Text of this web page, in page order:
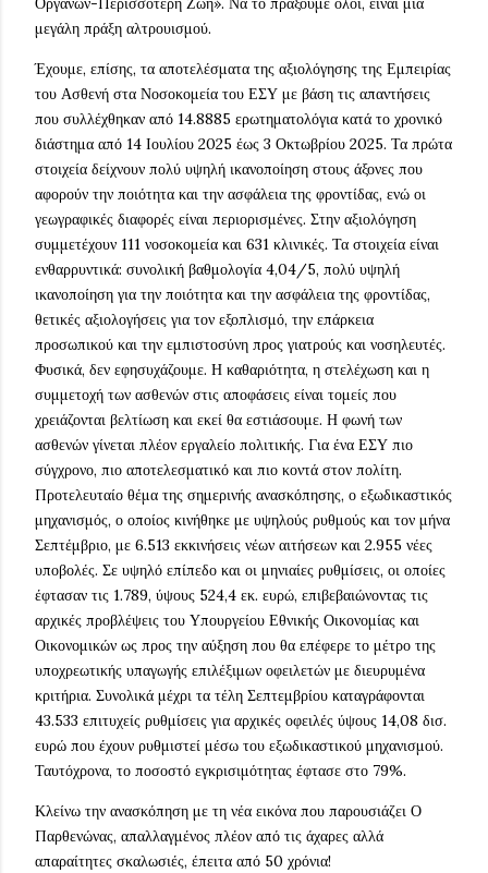
μεγάλη πράξη αλτρουισμού.
Έχουμε, επίσης, τα αποτελέσματα της αξιολόγησης της Εμπειρίας
του Ασθενή στα Νοσοκομεία του ΕΣΥ με βάση τις απαντήσεις
που συλλέχθηκαν από 14.8885 ερωτηματολόγια κατά το χρονικό
διάστημα από 14 Ιουλίου 2025 έως 3 Οκτωβρίου 2025. Τα πρώτα
στοιχεία δείχνουν πολύ υψηλή ικανοποίηση στους άξονες που
αφορούν την ποιότητα και την ασφάλεια της φροντίδας, ενώ οι
γεωγραφικές διαφορές είναι περιορισμένες. Στην αξιολόγηση
συμμετέχουν 111 νοσοκομεία και 631 κλινικές. Τα στοιχεία είναι
ενθαρρυντικά: συνολική βαθμολογία 4,04/5, πολύ υψηλή
ικανοποίηση για την ποιότητα και την ασφάλεια της φροντίδας,
θετικές αξιολογήσεις για τον εξοπλισμό, την επάρκεια
προσωπικού και την εμπιστοσύνη προς γιατρούς και νοσηλευτές.
Φυσικά, δεν εφησυχάζουμε. Η καθαριότητα, η στελέχωση και η
συμμετοχή των ασθενών στις αποφάσεις είναι τομείς που
χρειάζονται βελτίωση και εκεί θα εστιάσουμε. Η φωνή των
ασθενών γίνεται πλέον εργαλείο πολιτικής. Για ένα ΕΣΥ πιο
σύγχρονο, πιο αποτελεσματικό και πιο κοντά στον πολίτη.
Προτελευταίο θέμα της σημερινής ανασκόπησης, ο εξωδικαστικός
μηχανισμός, ο οποίος κινήθηκε με υψηλούς ρυθμούς και τον μήνα
Σεπτέμβριο, με 6.513 εκκινήσεις νέων αιτήσεων και 2.955 νέες
υποβολές. Σε υψηλό επίπεδο και οι μηνιαίες ρυθμίσεις, οι οποίες
έφτασαν τις 1.789, ύψους 524,4 εκ. ευρώ, επιβεβαιώνοντας τις
αρχικές προβλέψεις του Υπουργείου Εθνικής Οικονομίας και
Οικονομικών ως προς την αύξηση που θα επέφερε το μέτρο της
υποχρεωτικής υπαγωγής επιλέξιμων οφειλετών με διευρυμένα
κριτήρια. Συνολικά μέχρι τα τέλη Σεπτεμβρίου καταγράφονται
43.533 επιτυχείς ρυθμίσεις για αρχικές οφειλές ύψους 14,08 δισ.
ευρώ που έχουν ρυθμιστεί μέσω του εξωδικαστικού μηχανισμού.
Ταυτόχρονα, το ποσοστό εγκρισιμότητας έφτασε στο 79%.
Κλείνω την ανασκόπηση με τη νέα εικόνα που παρουσιάζει Ο
Παρθενώνας, απαλλαγμένος πλέον από τις άχαρες αλλά
απαραίτητες σκαλωσιές, έπειτα από 50 χρόνια!